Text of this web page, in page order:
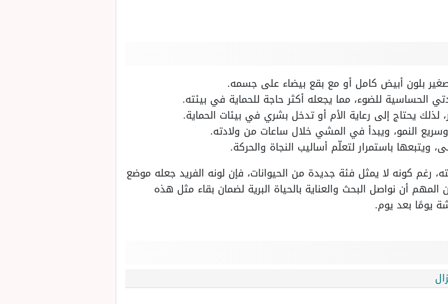
بلون أبيض كامل أو مع بقع بيضاء على جسمه.
الحساسية للضوء، مما يجعله أكثر حاجة للحماية في بيئته.
لذلك يحتاج إلى رعاية الأم أو تدخل بشري في بيئات الحماية.
النمو، ويبدأ في المشي خلال ساعات من ولادته.
ويتبعها باستمرار لتعلّم أساليب النجاة والحركة.
رغم كونه لا يمثل فئة جديدة من الحيوانات، فإن لونه الفريد جعله موضع
أن نواصل البحث والعناية بالحياة البرية لضمان بقاء مثل هذه
يومًا بعد يوم.